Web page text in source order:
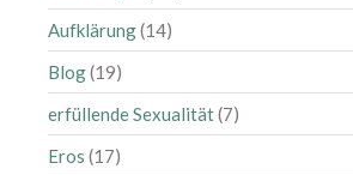
Aufklärung(14)
Blog(19)
erfüllende Sexualität(7)
Eros (17)